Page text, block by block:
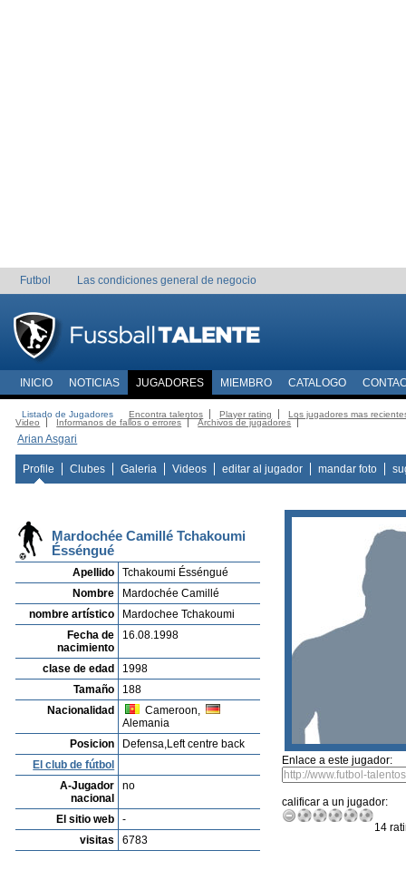
Futbol Las condiciones general de negocio
INICIO NOTICIAS JUGADORES MIEMBRO CATALOGO
Listado de Jugadores Encontra talentos Player rating
Los jugadores mas
Video
Informanos de fallos o errores Archivos de jugadores
Arian Asgari
Profile Clubes Galeria Videos editar al jugador mandar foto
Mardochée Camillé Tchakoumi
Ésséngué
Apellido
Tchakoumi Ésséngué
Nombre
Mardochée Camillé
nombre artístico
Mardochee Tchakoumi
Fecha de
nacimiento
16.08.1998
clase de edad
1998
Tamaño
188
Nacionalidad
Cameroon,
Alemania
Posicion
Defensa,Left centre back
El club de fútbol
A-Jugador
nacional
no
El sitio web
-
visitas
6783
Enlace a este jugador:
calificar a un jugador:
14